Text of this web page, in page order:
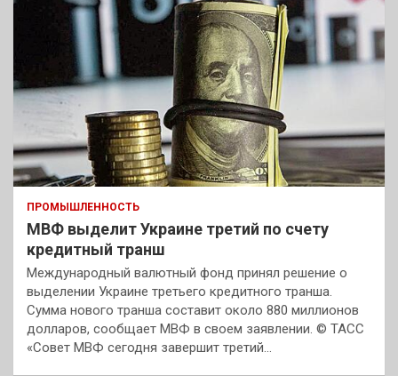
ПРОМЫШЛЕННОСТЬ
МВФ выделит Украине третий по счету
кредитный транш
Международный валютный фонд принял решение о
выделении Украине третьего кредитного транша.
Сумма нового транша составит около 880 миллионов
долларов, сообщает МВФ в своем заявлении. © ТАСС
«Совет МВФ сегодня завершит третий…